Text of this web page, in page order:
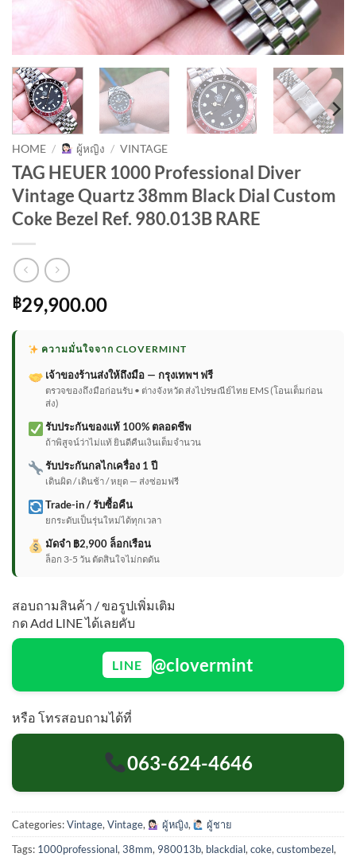
HOME / ผู้หญิง / VINTAGE
TAG HEUER 1000 Professional Diver
Vintage Quartz 38mm Black Dial Custom
Coke Bezel Ref. 980.013B RARE
฿29,900.00
ความมั่นใจจาก CLOVERMINT
เจ้าของร้านส่งให้ถึงมือ — กรุงเทพฯ ฟรี
ตรวจของถึงมือก่อนรับ • ต่างจังหวัด ส่งไปรษณีย์ไทย EMS (โอนเต็มก่อน
ส่ง)
รับประกันของแท้ 100% ตลอดชีพ
ถ้าพิสูจน์ว่าไม่แท้ ยินดีคืนเงินเต็มจำนวน
รับประกันกลไกเครื่อง 1 ปี
เดินผิด / เดินช้า / หยุด — ส่งซ่อมฟรี
Trade-in / รับซื้อคืน
ยกระดับเป็นรุ่นใหม่ได้ทุกเวลา
มัดจำ ฿2,900 ล็อกเรือน
ล็อก 3-5 วัน ตัดสินใจไม่กดดัน
สอบถามสินค้า / ขอรูปเพิ่มเติม
กด Add LINE ได้เลยคับ
LINE @clovermint
หรือ โทรสอบถามได้ที่
063-624-4646
Categories:Vintage,Vintage, ผู้หญิง,
ผู้ชาย
Tags: 1000professional,38mm, 980013b, blackdial,coke,custombezel,